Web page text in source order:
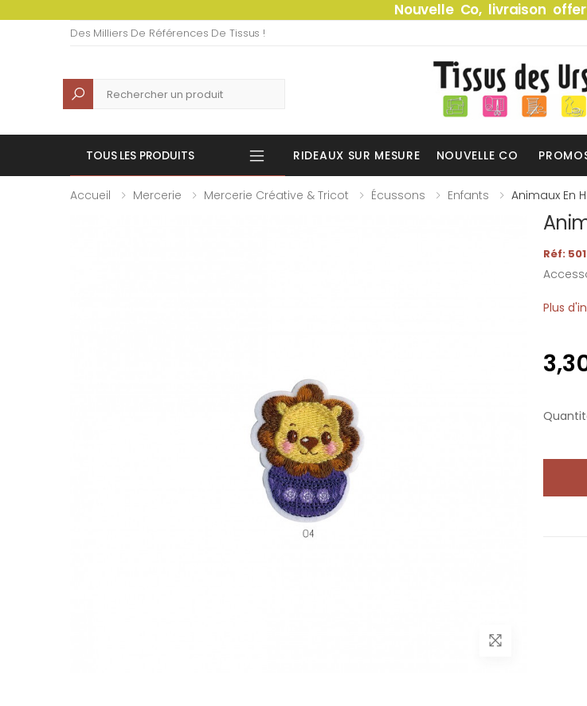
Nouvelle Co, livraison
Des Milliers De Références De Tissus !
Recherche
TOUS LES PRODUITS RIDEAUX SUR MESURE NOUVELLE CO
Accueil Mercerie Mercerie Créative & Tricot Écussons Enfants Animaux En
Réf:
Plus